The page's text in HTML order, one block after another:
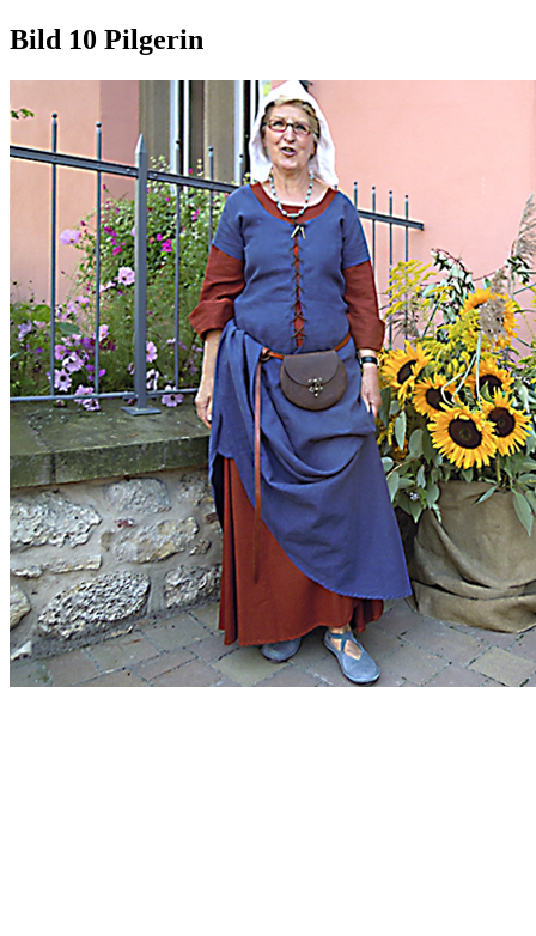
Bild 10 Pilgerin